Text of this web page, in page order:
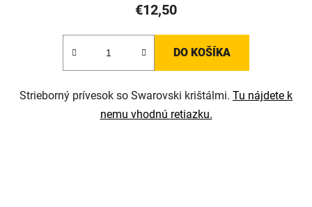
€12,50
DO KOŠÍKA
Strieborný prívesok so Swarovski krištálmi. Tu nájdete k
nemu vhodnú retiazku.